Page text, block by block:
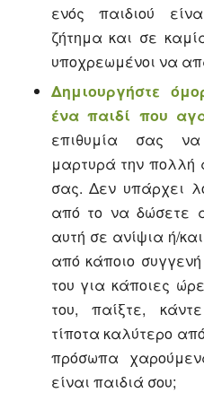
ενός παιδιού
ζήτημα και σε
υποχρεωμένοι να
Δημιουργήστε
ένα παιδί που
επιθυμία σας να
μαρτυρά την
σας. Δεν υπάρχει
από το να δώσετε
αυτή σε ανίψια ή/
από κάποιο
του για κάποιες
του, παίξτε,
τίποτα καλύτερο
πρόσωπα
είναι παιδιά σου;